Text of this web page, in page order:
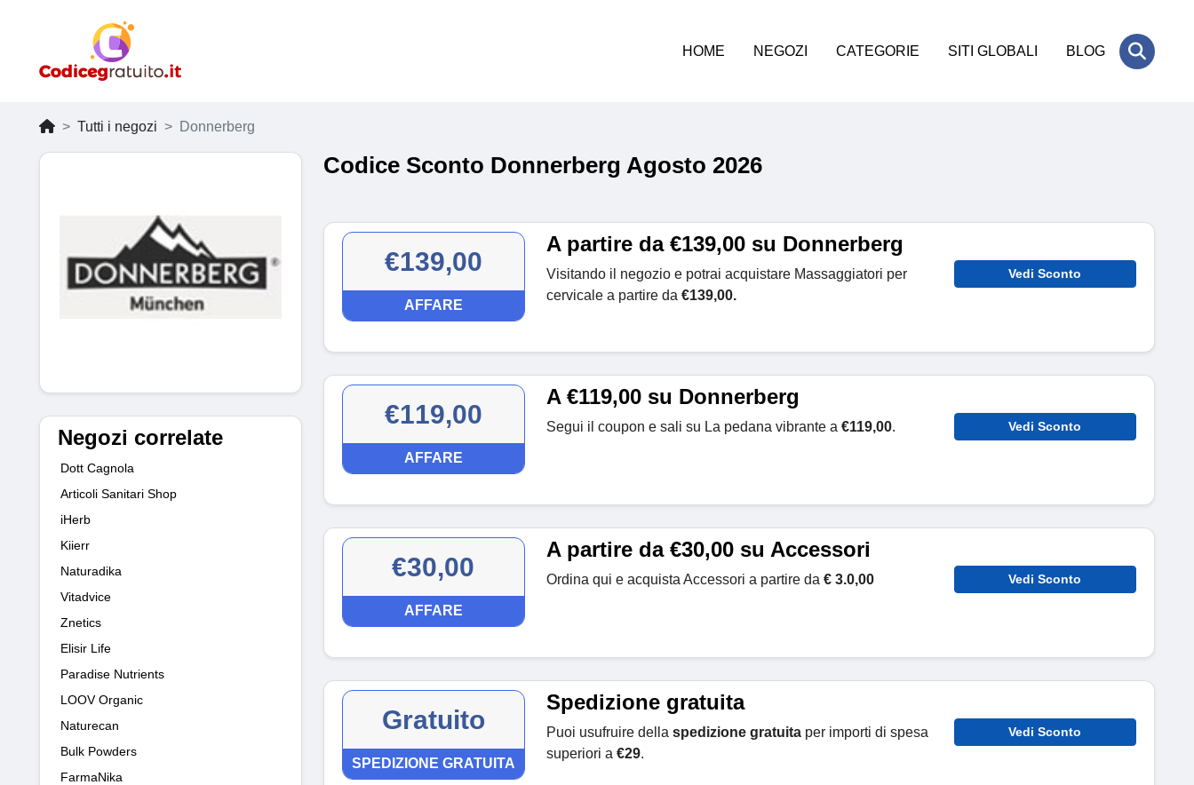
HOME NEGOZI CATEGORIE SITI GLOBALI BLOG
Tutti i negozi Donnerberg
Negozi correlate
Dott Cagnola
Articoli Sanitari Shop
iHerb
Kiierr
Naturadika
Vitadvice
Znetics
Elisir Life
Paradise Nutrients
LOOV Organic
Naturecan
Bulk Powders
FarmaNika
Codice Sconto Donnerberg Agosto 2026
€139,00
AFFARE
A partire da €139,00 su Donnerberg
Visitando il negozio e potrai acquistare Massaggiatori per
cervicale a partire da €139,00.
Vedi Sconto
€119,00
AFFARE
A €119,00 su Donnerberg
Segui il coupon e sali su La pedana vibrante a €119,00. Vedi Sconto
€30,00
AFFARE
A partire da €30,00 su Accessori
Ordina qui e acquista Accessori a partire da € 3.0,00 Vedi Sconto
Gratuito
SPEDIZIONE GRATUITA
Spedizione gratuita
Puoi usufruire della spedizione gratuitaper importi di spesa
superiori a €29.
Vedi Sconto